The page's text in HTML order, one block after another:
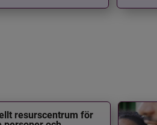
resurscentrum för